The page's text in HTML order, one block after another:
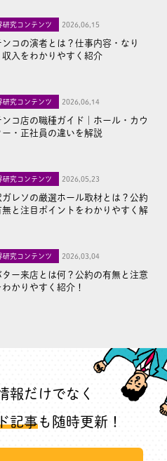
研究コンテンツ 2026,06,15
ンコの演者とは？仕事内容・なり
収入をわかりやすく紹介
研究コンテンツ 2026,06,14
ンコ店の職種ガイド｜ホール・カウ
ー・正社員の違いを解説
研究コンテンツ 2026,05,23
ガレソの厳選ホール取材とは？公約
無と注目ポイントをわかりやすく解
研究コンテンツ 2026,03,04
ター来店とは何？公約の有無と注意
わかりやすく紹介！
報だけでなく
記事も随時更新！